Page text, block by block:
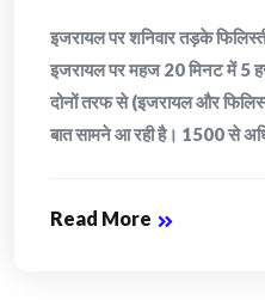
इजरायल पर शनिवार तड़के
इजरायल पर महज 20 मिनट में 5
दोनों तरफ से (इजरायल और
बात सामने आ रही है। 1500 से
Read More